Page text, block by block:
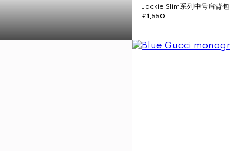
Jackie Slim系列中号肩背包
£1,550